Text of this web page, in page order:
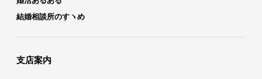
結婚相談所のすヽめ
支店案内